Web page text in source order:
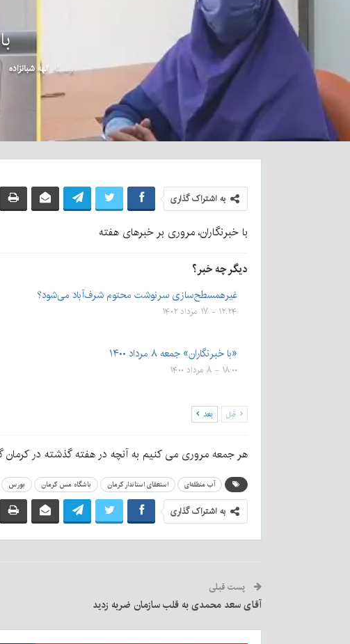
بوسیله الهه شبانزاده
به اشتراک گذاری
با خبرنگاران، مروری بر خبرهای هفته
دیگر چه خبر؟
غیرهمسطح‌سازی سرنوشت محتوم شرف‌آباد می‌شود؟
۱۲:۲۴ - ۱۷ مرداد ۱۴۰۲
«با خبرنگاران» جمعه ۸ مرداد ۱۴۰۰
۱۸:۰۰ - ۸ مرداد ۱۴۰۰
قبل بعد
هر جمعه مروری می کنیم به آنچه در هفته گذشته در
آب منطقه‌ای استعفای استاندار کرمان باشگاه مس کرمان بورس
به اشتراک گذاری
پست قبلی
آقای سعد محمدی به قلب سازمان ضربه زدید